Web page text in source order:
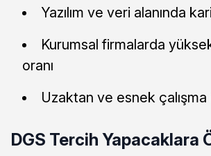
Yazılım ve veri alanında
Kurumsal firmalarda
oranı
Uzaktan ve esnek çalışma
DGS Tercih Yapacaklara